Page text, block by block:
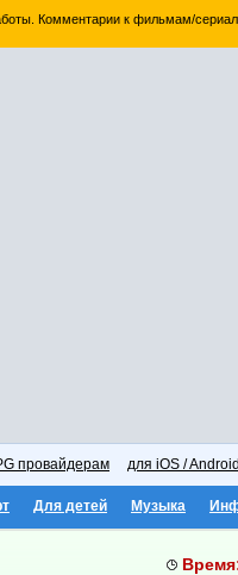
Комментарии к фильмам/
провайдерам для iOS /
Для детей Музыка